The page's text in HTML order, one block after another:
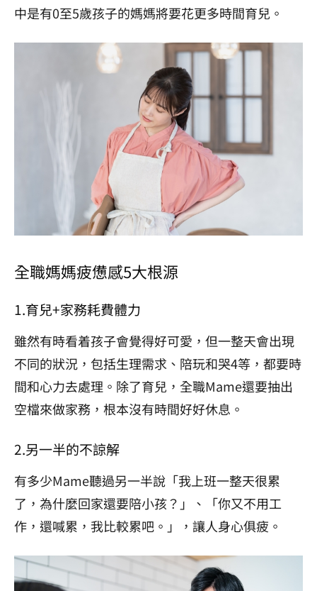
中是有0至5歲孩子的媽媽將要花更多時間育兒。
全職媽媽疲憊感5大根源
1.育兒+家務耗費體力
雖然有時看着孩子會覺得好可愛，但一整天會出現
不同的狀況，包括生理需求、陪玩和哭4等，都要時
間和心力去處理。除了育兒，全職Mame還要抽出
空檔來做家務，根本沒有時間好好休息。
2.另一半的不諒解
有多少Mame聽過另一半說「我上班一整天很累
了，為什麼回家還要陪小孩？」、「你又不用工
作，還喊累，我比較累吧。」，讓人身心俱疲。